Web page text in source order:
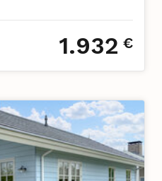
1.932 €